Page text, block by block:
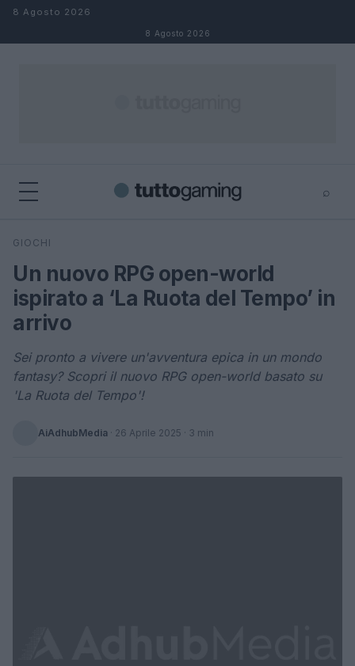
Salta al contenuto
8 Agosto 2026
8 Agosto 2026
⌕
Cerca
GIOCHI
Un nuovo RPG open-world
ispirato a ‘La Ruota del Tempo’ in
arrivo
Sei pronto a vivere un'avventura epica in un mondo
fantasy? Scopri il nuovo RPG open-world basato su
'La Ruota del Tempo'!
AiAdhubMedia · 26 Aprile 2025 · 3 min